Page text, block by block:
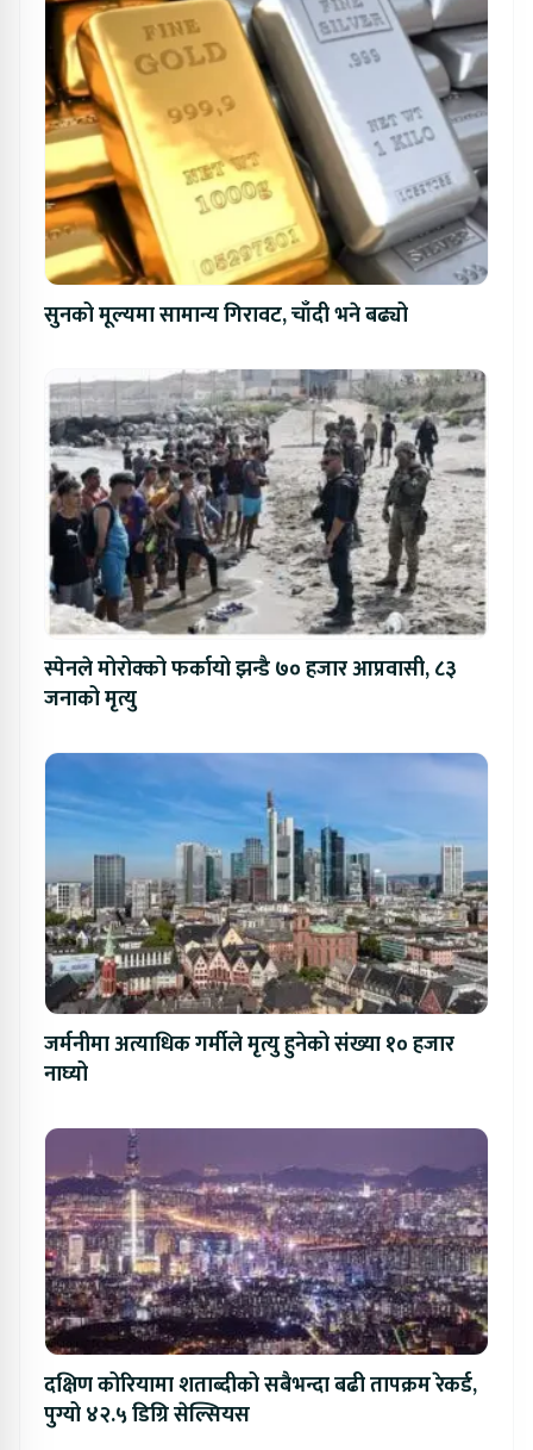
सुनको मूल्यमा सामान्य गिरावट, चाँदी भने बढ्यो
स्पेनले मोरोक्को फर्कायो झन्डै ७० हजार आप्रवासी, ८३
जनाको मृत्यु
जर्मनीमा अत्याधिक गर्मीले मृत्यु हुनेको संख्या १० हजार
नाघ्यो
दक्षिण कोरियामा शताब्दीको सबैभन्दा बढी तापक्रम रेकर्ड,
पुग्यो ४२.५ डिग्रि सेल्सियस